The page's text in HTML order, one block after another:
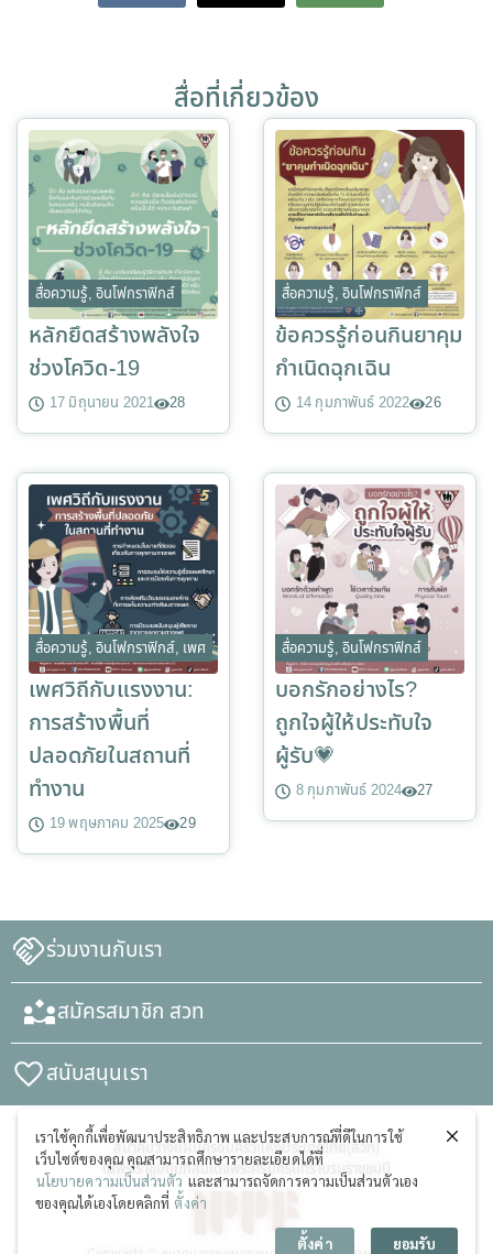
สื่อที่เกี่ยวข้อง
สื่อความรู้, อินโฟกราฟิกส์
หลักยึดสร้างพลังใจ
ช่วงโควิด-19
17 มิถุนายน 2021 28
สื่อความรู้, อินโฟกราฟิกส์
ข้อควรรู้ก่อนกินยาคุม
กำเนิดฉุกเฉิน
14 กุมภาพันธ์ 2022 26
สื่อความรู้, อินโฟกราฟิกส์, เพศ
เพศวิถีกับแรงงาน:
การสร้างพื้นที่
ปลอดภัยในสถานที่
ทำงาน
19 พฤษภาคม 2025 29
สื่อความรู้, อินโฟกราฟิกส์
บอกรักอย่างไร?
ถูกใจผู้ให้ประทับใจ
ผู้รับ💗
8 กุมภาพันธ์ 2024 27
ร่วมงานกับเรา
สมัครสมาชิก สวท
สนับสนุนเรา
สมาคมวางแผนครอบครัวแห่งประเทศไทย(สวท)
ในพระราชูปถัมภ์สมเด็จพระศรีนครินทราบรมราชชนนี
เราใช้คุกกี้เพื่อพัฒนาประสิทธิภาพ และประสบการณ์ที่ดีในการใช้
เว็บไซต์ของคุณ คุณสามารถศึกษารายละเอียดได้ที่
นโยบายความเป็นส่วนตัว และสามารถจัดการความเป็นส่วนตัวเอง
ของคุณได้เองโดยคลิกที่ ตั้งค่า
ตั้งค่า ยอมรับ